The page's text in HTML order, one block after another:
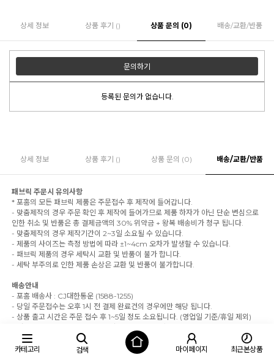
카테고리 검색 마이페이지 최근본상품
상세 정보 상품 후기 () 상품 문의 (0) 배송/교환/반품
문의하기
등록된 문의가 없습니다.
상세 정보 상품 후기 () 상품 문의 (0) 배송/교환/반품
패브릭 주문시 유의사항
* 포홈의 모든 패브릭 제품은 주문접수 후 제작에 들어갑니다.
- 맞춤제작의 경우 주문 확인 후 제작에 들어가므로 제품 하자가 아닌 단순 변심으로
인한 취소 및 반품은 총 결제금액의 30% 위약금 + 왕복 배송비가 청구 됩니다.
- 맞춤제작의 경우 제작기간이 2~3일 소요될 수 있습니다.
- 제품의 사이즈는 측정 방법에 따라 ±1~4cm 오차가 발생할 수 있습니다.
- 패브릭 제품의 경우 세탁시 교환 및 반품이 불가 합니다.
- 세탁 부주의로 인한 제품 손상은 교환 및 반품이 불가합니다.
배송안내
- 포홈 배송사 : CJ대한통운 (1588-1255)
- 당일 주문접수는 오후 1시 전 결제 완료건의 경우에만 해당 됩니다.
- 상품 출고 시간은 주문 접수 후 1~5일 정도 소요됩니다. (영업일 기준/휴일 제외)
- 5만원 이상 구매시 무료배송, 미만 구매시 3,000원의 배송비가 부과 됩니다. (도서
산간 지역 추가비용 발생)